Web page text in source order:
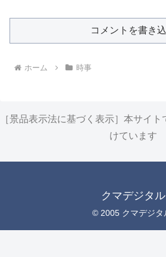
コメントを書き
ホーム 時事
［景品表示法に基づく表示］本サイ
けています
クマデジタル
© 2005 クマデジタ